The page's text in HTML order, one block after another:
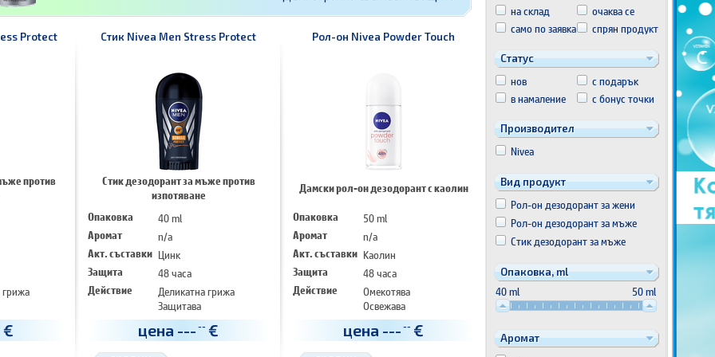
Protect
против
грижа
€
Стик Nivea Men Stress Protect
Стик дезодорант за мъже против
изпотяване
Опаковка
40 ml
Аромат
n/a
Акт. съставки Цинк
Защита
48 часа
Действие
Деликатна грижа
Защитава
цена --- -- €
Рол-он Nivea Powder Touch
Дамски рол-он дезодорант с каолин
Опаковка
50 ml
Аромат
n/a
Акт. съставки Каолин
Защита
48 часа
Действие
Омекотява
Освежава
Грижа за кожата
цена --- -- €
на склад
очаква се
само по заявка
спрян продукт
Статус
нов
с подарък
в намаление
с бонус точки
Производител
Nivea
Вид продукт
Рол-он дезодорант за жени
Рол-он дезодорант за мъже
Стик дезодорант за мъже
Опаковка, ml
40 ml 50 ml
Аромат